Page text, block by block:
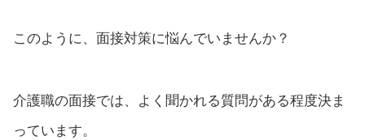
このように、面接対策に悩んでいませんか？
介護職の面接では、よく聞かれる質問がある程度決ま
っています。